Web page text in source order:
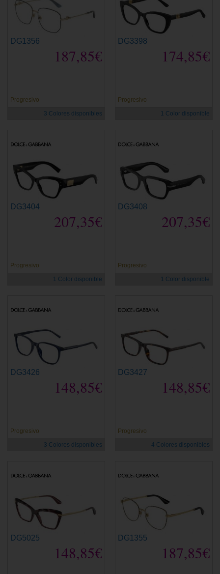
DG1356
187,85€
Progresivo
3 Colores disponibles
DG3398
174,85€
Progresivo
1 Color disponible
DG3404
207,35€
Progresivo
1 Color disponible
DG3408
207,35€
Progresivo
1 Color disponible
DG3426
148,85€
Progresivo
3 Colores disponibles
DG3427
148,85€
Progresivo
4 Colores disponibles
DG5025
148,85€
DG1355
187,85€